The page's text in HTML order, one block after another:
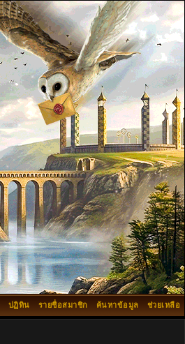
ช่วยเหลือ
ค้นหาข้อมูล
รายชื่อสมาชิก
ปฏิทิน